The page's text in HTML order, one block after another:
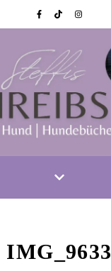
IMG_9633